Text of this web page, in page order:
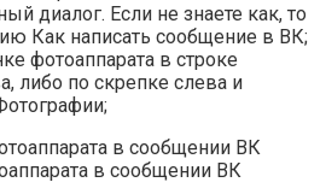
диалог. Если не знаете как, то
Как написать сообщение в ВК;
фотоаппарата в строке
либо по скрепке слева и
;
в сообщении ВК